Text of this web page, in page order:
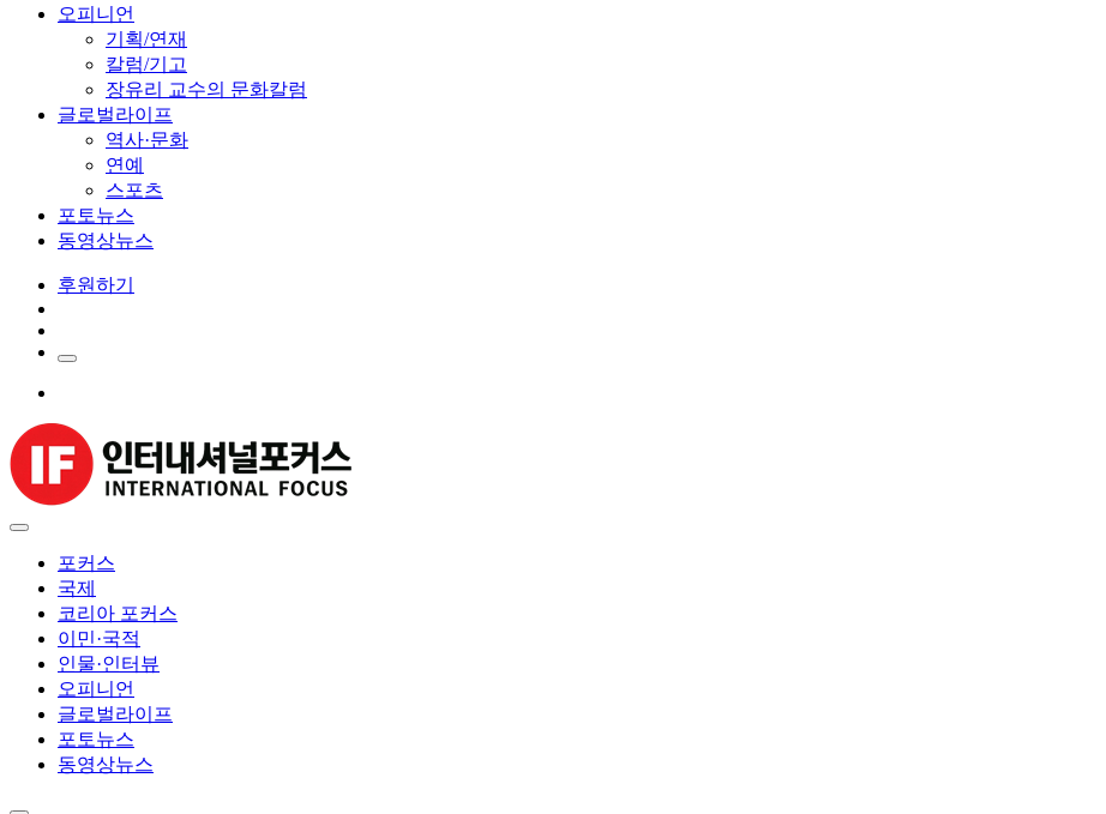
오피니언
기획/연재
칼럼/기고
장유리 교수의 문화칼럼
글로벌라이프
역사·문화
연예
스포츠
포토뉴스
동영상뉴스
후원하기
포커스
국제
코리아 포커스
이민·국적
인물·인터뷰
오피니언
글로벌라이프
포토뉴스
동영상뉴스